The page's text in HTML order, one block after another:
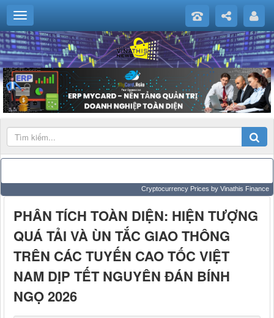
Cryptocurrency Prices by Vinathis Finance
PHÂN TÍCH TOÀN DIỆN: HIỆN TƯỢNG
QUÁ TẢI VÀ ÙN TẮC GIAO THÔNG
TRÊN CÁC TUYẾN CAO TỐC VIỆT
NAM DỊP TẾT NGUYÊN ĐÁN BÍNH
NGỌ 2026